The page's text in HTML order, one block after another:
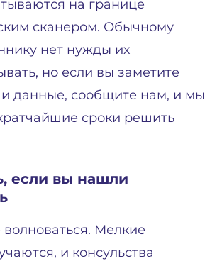
на границе
сканером. Обычному
нет нужды их
но если вы заметите
данные, сообщите нам, и мы
сроки решить
если вы нашли
волноваться. Мелкие
и консульства